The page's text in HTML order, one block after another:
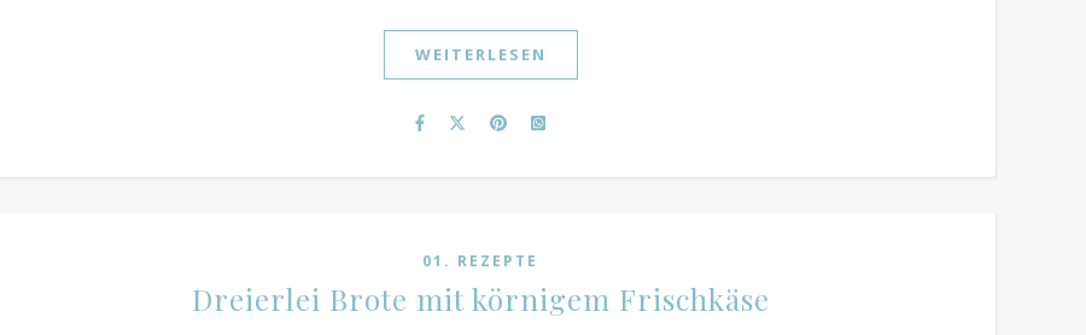
WEITERLESEN
01. REZEPTE
Dreierlei Brote mit körnigem Frischkäse